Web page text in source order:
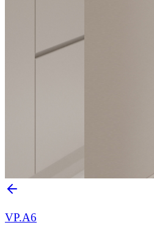
VP.A6